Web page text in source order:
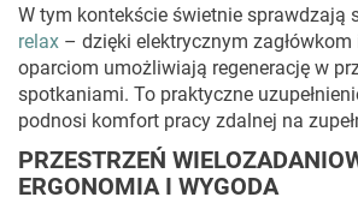
W tym kontekście świetnie sprawdzają
relax – dzięki elektrycznym
oparciom umożliwiają regenerację w
spotkaniami. To praktyczne
podnosi komfort pracy zdalnej na
PRZESTRZEŃ
ERGONOMIA I WYGODA